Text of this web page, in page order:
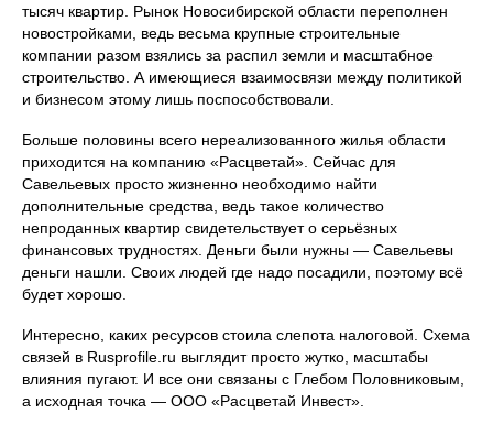
тысяч квартир. Рынок Новосибирской области переполнен
новостройками, ведь весьма крупные строительные
компании разом взялись за распил земли и масштабное
строительство. А имеющиеся взаимосвязи между политикой
и бизнесом этому лишь поспособствовали.
Больше половины всего нереализованного жилья области
приходится на компанию «Расцветай». Сейчас для
Савельевых просто жизненно необходимо найти
дополнительные средства, ведь такое количество
непроданных квартир свидетельствует о серьёзных
финансовых трудностях. Деньги были нужны — Савельевы
деньги нашли. Своих людей где надо посадили, поэтому всё
будет хорошо.
Интересно, каких ресурсов стоила слепота налоговой. Схема
связей в Rusprofile.ru выглядит просто жутко, масштабы
влияния пугают. И все они связаны с Глебом Половниковым,
а исходная точка — ООО «Расцветай Инвест».